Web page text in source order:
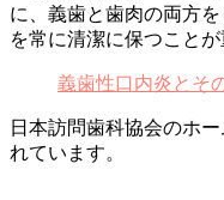
に、義歯と歯肉の両方
を常に清潔に保つことが
義歯性口内炎とそ
日本訪問歯科協会のホ
れています。